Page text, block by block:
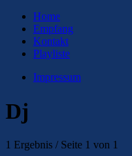
Home
Empfang
Kontakt
Playliste
Impressum
Dj
1 Ergebnis / Seite 1 von 1